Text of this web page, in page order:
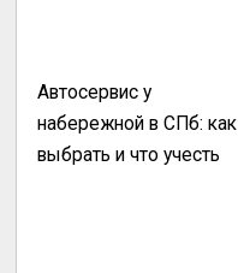
Автосервис у
набережной в СПб: как
выбрать и что учесть